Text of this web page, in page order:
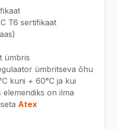
T6 sertifikaat
ümbris
ümbritseva õhu
kuni + 60°C ja kui
on ilma
Atex